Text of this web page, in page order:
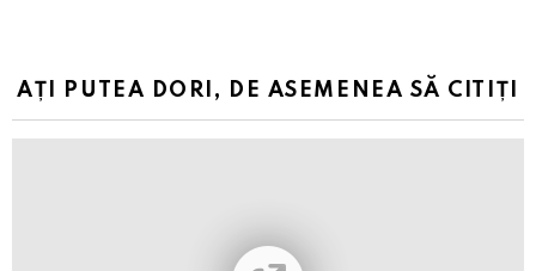
AȚI PUTEA DORI, DE ASEMENEA SĂ CITIȚI